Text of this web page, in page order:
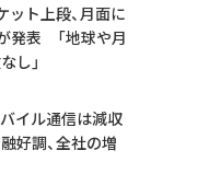
ット上段、月面に
発表 「地球や月
し」
バイル通信は減収
調、全社の増